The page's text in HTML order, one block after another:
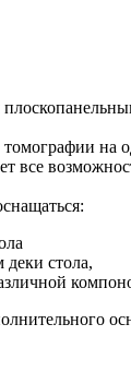
все
стола,